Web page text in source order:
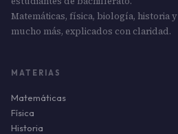
Matemáticas, física, biología, historia y
mucho más, explicados con claridad.
MATERIAS
Matemáticas
Física
Historia